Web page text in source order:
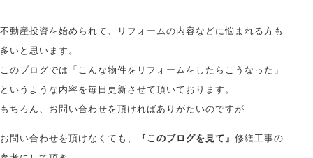
不動産投資を始められて、リフォームの内容などに悩まれる方も
多いと思います。
このブログでは「こんな物件をリフォームをしたらこうなった」
というような内容を毎日更新させて頂いております。
もちろん、お問い合わせを頂ければありがたいのですが
お問い合わせを頂けなくても、 『このブログを見て』 修繕工事の